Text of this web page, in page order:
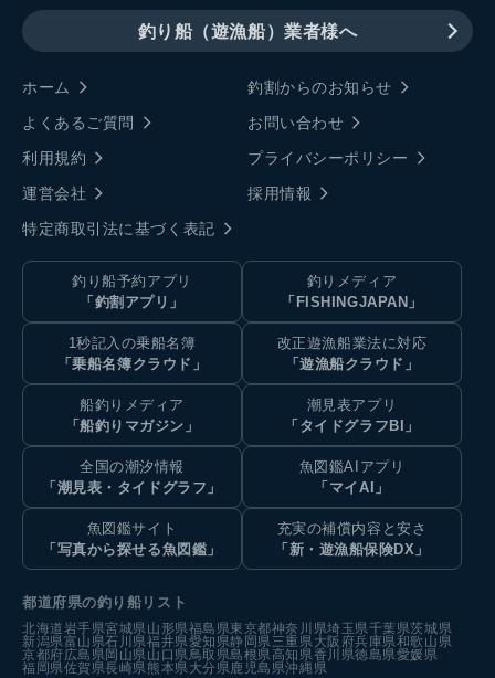
釣り船（遊漁船）業者様へ
ホーム
釣割からのお知らせ
よくあるご質問
お問い合わせ
利用規約
プライバシーポリシー
運営会社
採用情報
特定商取引法に基づく表記
釣り船予約アプリ
「釣割アプリ」
釣りメディア
「FISHINGJAPAN」
1秒記入の乗船名簿
「乗船名簿クラウド」
改正遊漁船業法に対応
「遊漁船クラウド」
船釣りメディア
「船釣りマガジン」
潮見表アプリ
「タイドグラフBI」
全国の潮汐情報
「潮見表・タイドグラフ」
魚図鑑AIアプリ
「マイAI」
魚図鑑サイト
「写真から探せる魚図鑑」
充実の補償内容と安さ
「新・遊漁船保険DX」
都道府県の釣り船リスト
北海道岩手県宮城県山形県福島県東京都神奈川県埼玉県千葉県茨城県
新潟県富山県石川県福井県愛知県静岡県三重県大阪府兵庫県和歌山県
京都府広島県岡山県山口県鳥取県島根県高知県香川県徳島県愛媛県
福岡県佐賀県長崎県熊本県大分県鹿児島県沖縄県